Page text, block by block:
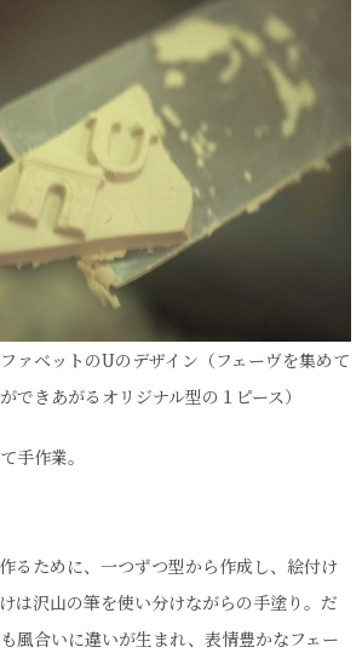
ァベットのUのデザイン（フェーヴを集めて
できあがるオリジナル型の１ピース）
手作業。
るために、一つずつ型から作成し、絵付け
は沢山の筆を使い分けながらの手塗り。だ
風合いに違いが生まれ、表情豊かなフェー